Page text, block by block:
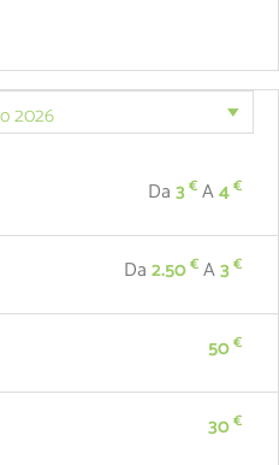
Da3€ A4€
Da2.50€ A3€
50€
30€